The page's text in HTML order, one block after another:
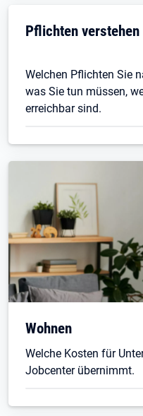
Pflichten verstehen
Welchen Pflichten Sie
was Sie tun müssen,
erreichbar sind.
Wohnen
Welche Kosten für
Jobcenter übernimmt.